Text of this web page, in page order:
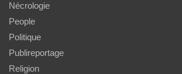
Nécrologie
People
Politique
Publireportage
Religion